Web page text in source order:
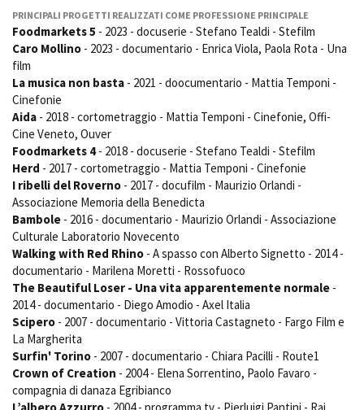
NEWS
CASTING
economia
Amministrazione trasparente
Bandi e gare
Contatti
Privacy
Cookie policy
Whistleblowing
Credits
PRINCIPALI PROGETTI REALIZZATI COME PROFESSIONE PRINCIPALE
Foodmarkets 5 - 2023 - docuserie - Stefano Tealdi - Stefilm
Caro Mollino - 2023 - documentario - Enrica Viola, Paola Rota - Una
film
La musica non basta - 2021 - doocumentario - Mattia Temponi -
Cinefonie
Aida - 2018 - cortometraggio - Mattia Temponi - Cinefonie, Offi-
Cine Veneto, Ouver
Foodmarkets 4 - 2018 - docuserie - Stefano Tealdi - Stefilm
Herd - 2017 - cortometraggio - Mattia Temponi - Cinefonie
I ribelli del Roverno - 2017 - docufilm - Maurizio Orlandi -
Associazione Memoria della Benedicta
Bambole - 2016 - documentario - Maurizio Orlandi - Associazione
Culturale Laboratorio Novecento
Walking with Red Rhino - A spasso con Alberto Signetto - 2014 -
documentario - Marilena Moretti - Rossofuoco
The Beautiful Loser - Una vita apparentemente normale -
2014 - documentario - Diego Amodio - Axel Italia
Scipero - 2007 - documentario - Vittoria Castagneto - Fargo Film e
La Margherita
Surfin' Torino - 2007 - documentario - Chiara Pacilli - Route1
Crown of Creation - 2004 - Elena Sorrentino, Paolo Favaro -
compagnia di danaza Egribianco